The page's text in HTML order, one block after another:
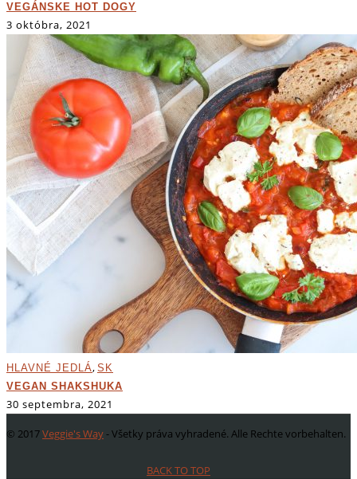
VEGÁNSKE HOT DOGY
3 októbra, 2021
HLAVNÉ JEDLÁ, SK
VEGAN SHAKSHUKA
30 septembra, 2021
© 2017Veggie's Way - Všetky práva vyhradené. Alle Rechte vorbehalten.
BACK TO TOP